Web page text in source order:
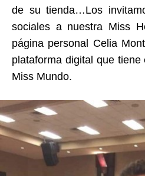
de su tienda…Los
sociales a nuestra Miss
página personal Celia
plataforma digital que
Miss Mundo.